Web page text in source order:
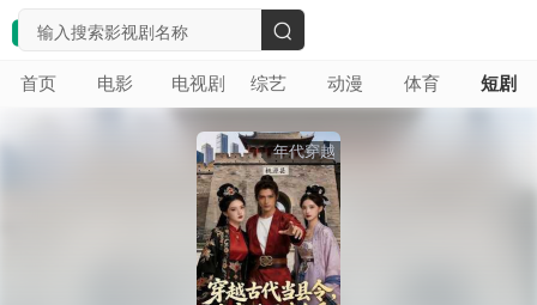
首页 电影 电视剧 综艺 动漫 体育 短剧
搜
索
年代穿越